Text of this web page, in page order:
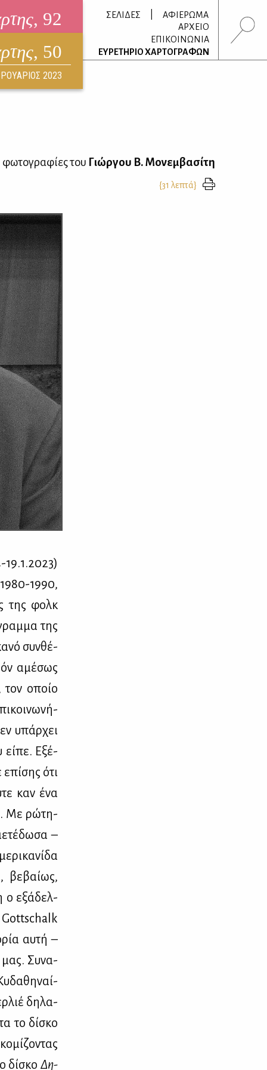
, 92
περιοδικό
2026
, 50
2023
ΣΕΛΙΔΕΣ
ΑΦΙΕΡΩΜΑ
ΑΡΧΕΙΟ
ΕΠΙΚΟΙΝΩΝΙΑ
ΕΥΡΕΤΗΡΙΟ ΧΑΡΤΟΓΡΑΦΩΝ
φωτογραφίες του Γιώργου Β. Μονεμβασίτη
{31 λεπτά}
1990,
της φολκ
της
συν­θέ­
αμέ­σως
οποίο
υπάρ­χει
εί­πε. Εξέ­
ότι
καν ένα
Με ρώ­τη­
–
βε­βαί­ως,
ο εξά­δελ­
αυ­τή –
μας. Συ­να­
δη­λα­
το δί­σκο
δί­σκο Δη­